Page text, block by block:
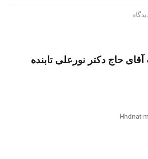
حاج دکتر نورعلی تابنده